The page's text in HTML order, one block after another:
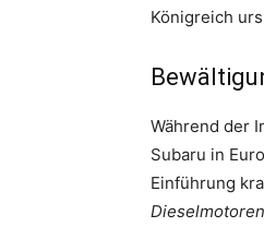
Königreich
Während der
Subaru in
Einführung